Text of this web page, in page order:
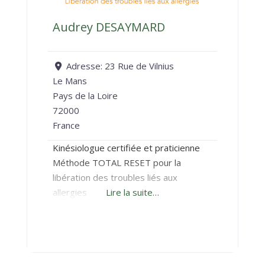
Audrey DESAYMARD
Adresse: 23 Rue de Vilnius
Le Mans
Pays de la Loire
72000
France
Kinésiologue certifiée et praticienne
Méthode TOTAL RESET pour la
libération des troubles liés aux
allergies
Lire la suite…